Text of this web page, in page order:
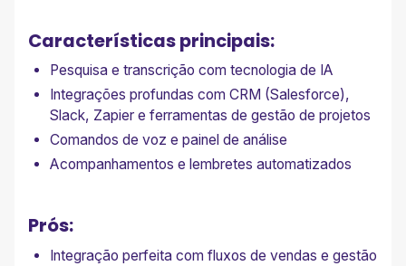
Características principais:
Pesquisa e transcrição com tecnologia de IA
Integrações profundas com CRM (Salesforce),
Slack, Zapier e ferramentas de gestão de projetos
Comandos de voz e painel de análise
Acompanhamentos e lembretes automatizados
Prós:
Integração perfeita com fluxos de vendas e gestão